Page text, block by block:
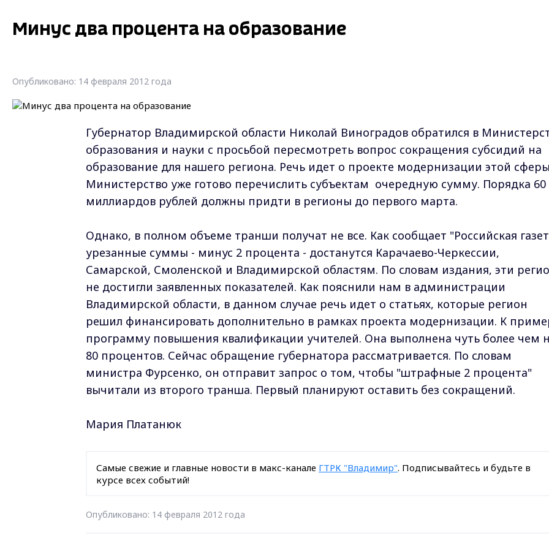
Минус два процента на образование
Опубликовано: 14 февраля 2012 года
Губернатор Владимирской области Николай Виноградов обратился в
образования и науки с просьбой пересмотреть вопрос сокращения субсидий на
образование для нашего региона. Речь идет о проекте модернизации этой
Министерство уже готово перечислить субъектам очередную сумму. Порядка 60
миллиардов рублей должны придти в регионы до первого марта.
Однако, в полном объеме транши получат не все. Как сообщает "Российская
урезанные суммы - минус 2 процента - достанутся Карачаево-Черкессии,
Самарской, Смоленской и Владимирской областям. По словам издания, эти
не достигли заявленных показателей. Как пояснили нам в администрации
Владимирской области, в данном случае речь идет о статьях, которые регион
решил финансировать дополнительно в рамках проекта модернизации. К
программу повышения квалификации учителей. Она выполнена чуть более чем
80 процентов. Сейчас обращение губернатора рассматривается. По словам
министра Фурсенко, он отправит запрос о том, чтобы "штрафные 2 процента"
вычитали из второго транша. Первый планируют оставить без сокращений.
Мария Платанюк
Самые свежие и главные новости в макс-канале ГТРК "Владимир". Подписывайтесь и будьте в
курсе всех событий!
Опубликовано: 14 февраля 2012 года